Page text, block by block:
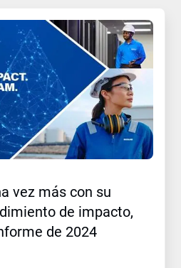
vez más con su
de impacto,
de 2024